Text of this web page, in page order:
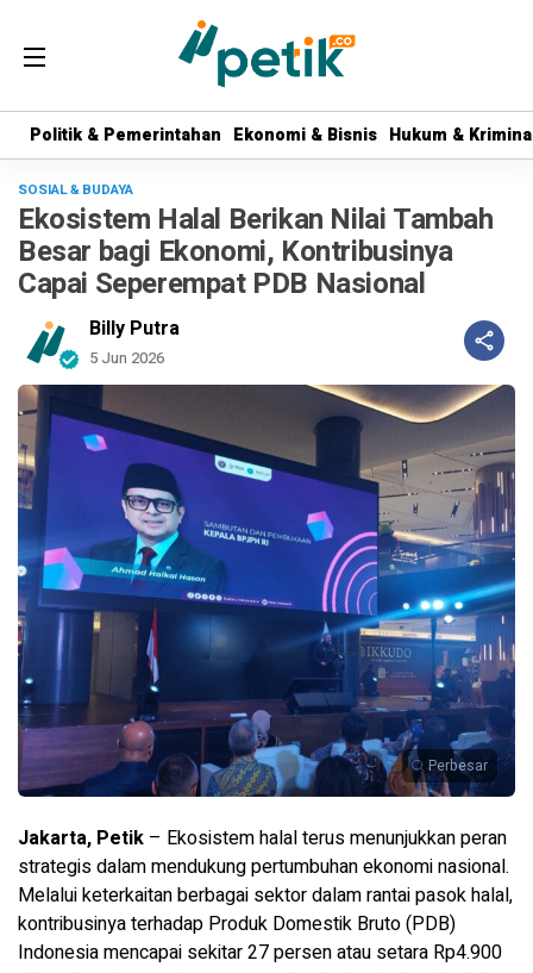
Politik & Pemerintahan Ekonomi & Bisnis Hukum &
Politik & Pemerintahan Ekonomi & Bisnis Hukum &
SOSIAL & BUDAYA
Ekosistem Halal Berikan Nilai Tambah
Besar bagi Ekonomi, Kontribusinya
Capai Seperempat PDB Nasional
Billy Putra
5 Jun 2026
Perbesar
Jakarta, Petik – Ekosistem halal terus menunjukkan peran
strategis dalam mendukung pertumbuhan ekonomi nasional.
Melalui keterkaitan berbagai sektor dalam rantai pasok halal,
kontribusinya terhadap Produk Domestik Bruto (PDB)
Indonesia mencapai sekitar 27 persen atau setara Rp4.900